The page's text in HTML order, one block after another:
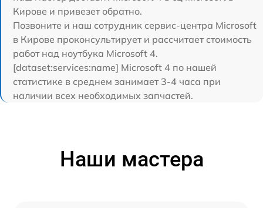
Кирове и привезет обратно.
Позвоните и наш сотрудник сервис-центра Microsoft
в Кирове проконсультирует и рассчитает стоимость
работ над ноутбука Microsoft 4.
[dataset:services:name] Microsoft 4 по нашей
статистике в среднем занимает 3-4 часа при
наличии всех необходимых запчастей.
Наши мастера